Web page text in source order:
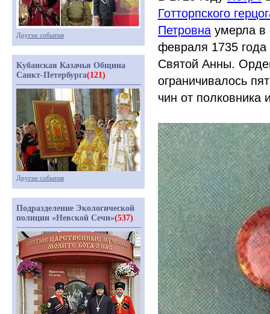
Готторпского
Петровна умерла в
февраля 1735
Святой Анны.
ограничивалось
чин от полковника
Другие события
Кубанская Казачья Община
Санкт-Петербурга(121)
Другие события
Подразделение Экологической
полиции «Невской Сечи»(537)